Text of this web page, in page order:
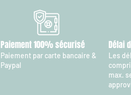
Paiement 100% sécurisé
Paiement par carte bancaire &
Paypal
Délai
Les
max.